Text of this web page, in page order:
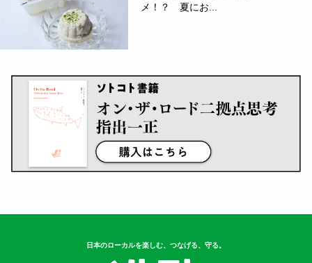
メ！？ 夏にお...
日本のローカルを楽しむ、つなげる、守る。